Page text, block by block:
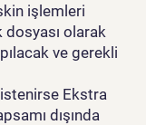
işlemleri
olarak
ve gerekli
Ekstra
dışında